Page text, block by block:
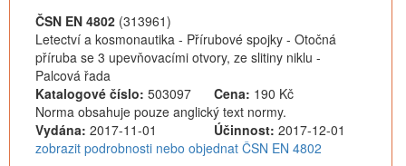
ČSN EN 4802 (313961)
Letectví a kosmonautika - Přírubové spojky - Otočná
příruba se 3 upevňovacími otvory, ze slitiny niklu -
Palcová řada
Katalogové číslo: 503097 Cena: 190 Kč
Norma obsahuje pouze anglický text normy.
Vydána: 2017-11-01 Účinnost: 2017-12-01
zobrazit podrobnosti nebo objednat ČSN EN 4802